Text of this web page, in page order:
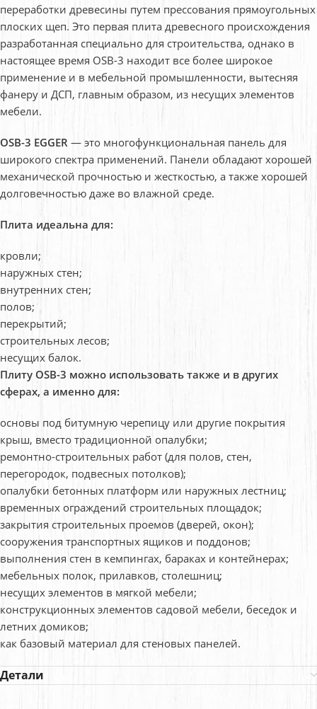
переработки древесины путем прессования прямоугольных
плоских щеп. Это первая плита древесного происхождения
разработанная специально для строительства, однако в
настоящее время OSB-3 находит все более широкое
применение и в мебельной промышленности, вытесняя
фанеру и ДСП, главным образом, из несущих элементов
мебели.
OSB-3 EGGER — это многофункциональная панель для
широкого спектра применений. Панели обладают хорошей
механической прочностью и жесткостью, а также хорошей
долговечностью даже во влажной среде.
Плита идеальна для:
кровли;
наружных стен;
внутренних стен;
полов;
перекрытий;
строительных лесов;
несущих балок.
Плиту OSB-3 можно использовать также и в других
сферах, а именно для:
основы под битумную черепицу или другие покрытия
крыш, вместо традиционной опалубки;
ремонтно-строительных работ (для полов, стен,
перегородок, подвесных потолков);
опалубки бетонных платформ или наружных лестниц;
временных ограждений строительных площадок;
закрытия строительных проемов (дверей, окон);
сооружения транспортных ящиков и поддонов;
выполнения стен в кемпингах, бараках и контейнерах;
мебельных полок, прилавков, столешниц;
несущих элементов в мягкой мебели;
конструкционных элементов садовой мебели, беседок и
летних домиков;
как базовый материал для стеновых панелей.
Детали